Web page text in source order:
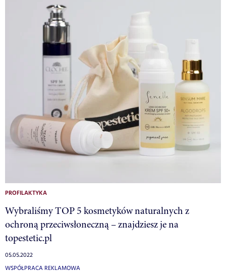
PROFILAKTYKA
Wybraliśmy TOP 5 kosmetyków naturalnych z
ochroną przeciwsłoneczną – znajdziesz je na
topestetic.pl
05.05.2022
WSPÓŁPRACA REKLAMOWA